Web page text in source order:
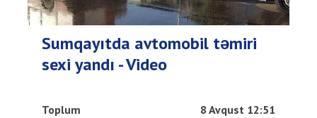
Sumqayıtda avtomobil təmiri
sexi yandı - Video
Toplum 8 Avqust 12:51